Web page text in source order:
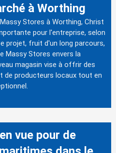
à Worthing
Stores à Worthing, Christ
pour l'entreprise, selon
projet, fruit d'un long parcours,
Massy Stores envers la
magasin vise à offrir des
de producteurs locaux tout en
vue pour de